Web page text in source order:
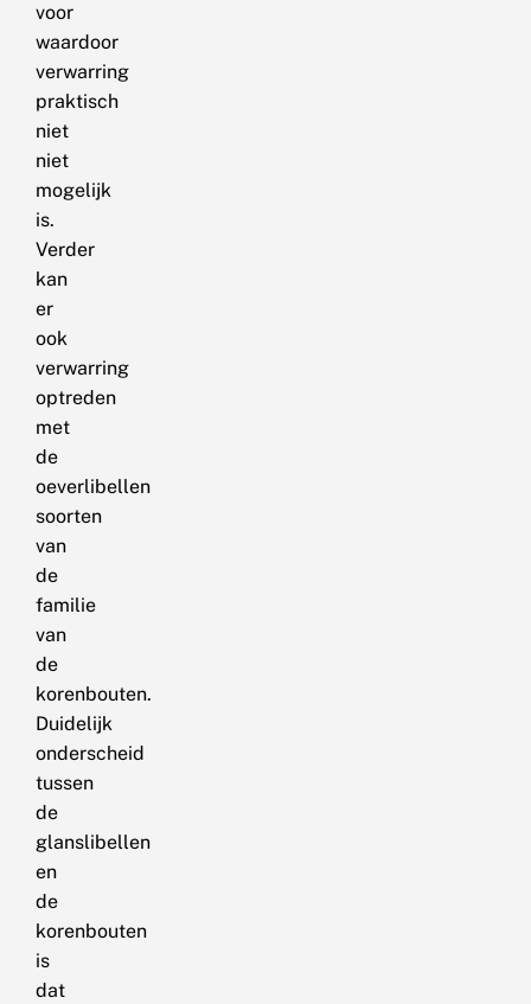
voor
waardoor
verwarring
praktisch
niet
niet
mogelijk
is.
Verder
kan
er
ook
verwarring
optreden
met
de
oeverlibellen
soorten
van
de
familie
van
de
korenbouten.
Duidelijk
onderscheid
tussen
de
glanslibellen
en
de
korenbouten
is
dat